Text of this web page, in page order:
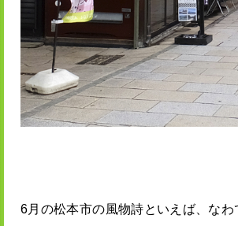
6月の松本市の風物詩といえば、な